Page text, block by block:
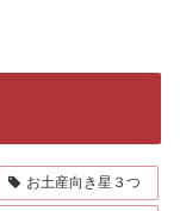
お土産向き星３つ